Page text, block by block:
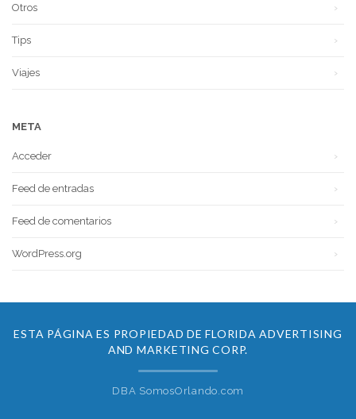
Otros
Tips
Viajes
META
Acceder
Feed de entradas
Feed de comentarios
WordPress.org
ESTA PÁGINA ES PROPIEDAD DE FLORIDA ADVERTISING
AND MARKETING CORP.
DBA SomosOrlando.com